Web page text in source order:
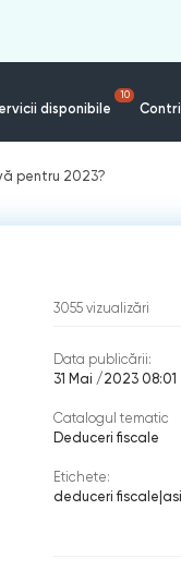
disponibile
10
pentru 2023?
3055 vizualizări
Data publicării:
31 Mai /2023 08:01
Catalogul tematic
Deduceri fiscale
Etichete:
deduceri fiscale